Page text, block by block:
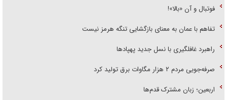
فوتبال و آن «بالا»!
تفاهم با عمان به معنای بازگشایی تنگه هرمز نیست
راهبرد غافلگیری با نسل جدید پهپاد‌ها
صرفه‌جویی مردم ۲ هزار مگاوات برق تولید کرد
اربعین؛ زبان مشترک قدم‌ها